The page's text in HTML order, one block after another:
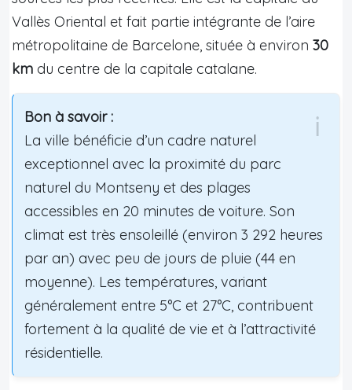
Vallès Oriental et fait partie intégrante de l’aire
métropolitaine de Barcelone, située à environ 30
km du centre de la capitale catalane.
Bon à savoir :
La ville bénéficie d’un cadre naturel
exceptionnel avec la proximité du parc
naturel du Montseny et des plages
accessibles en 20 minutes de voiture. Son
climat est très ensoleillé (environ 3 292 heures
par an) avec peu de jours de pluie (44 en
moyenne). Les températures, variant
généralement entre 5°C et 27°C, contribuent
fortement à la qualité de vie et à l’attractivité
résidentielle.